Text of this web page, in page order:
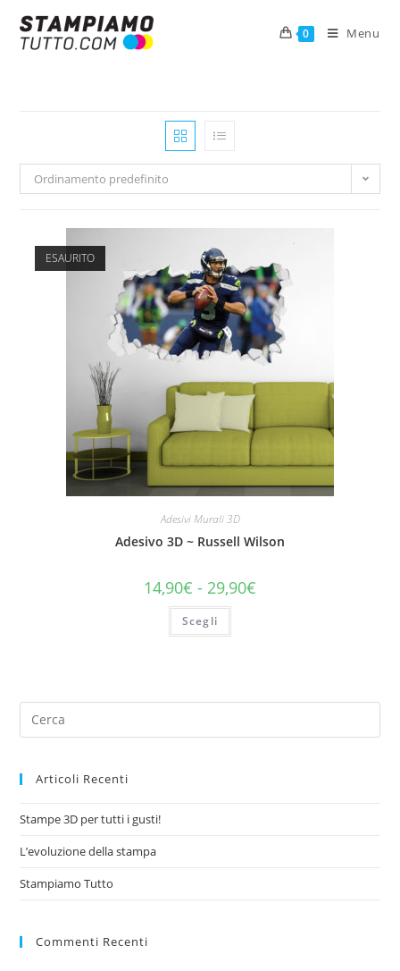
0 Menu
Ordinamento predefinito
ESAURITO
Adesivi Murali 3D
Adesivo 3D ~ Russell Wilson
14,90€ - 29,90€
Scegli
Articoli Recenti
Stampe 3D per tutti i gusti!
L’evoluzione della stampa
Stampiamo Tutto
Commenti Recenti